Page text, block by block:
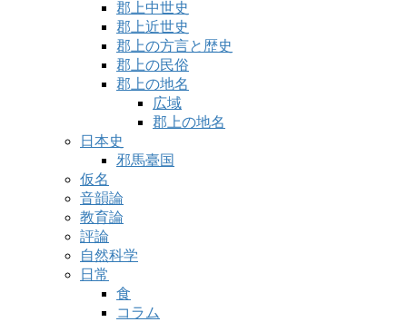
郡上中世史
郡上近世史
郡上の方言と歴史
郡上の民俗
郡上の地名
広域
郡上の地名
日本史
邪馬臺国
仮名
音韻論
教育論
評論
自然科学
日常
食
コラム